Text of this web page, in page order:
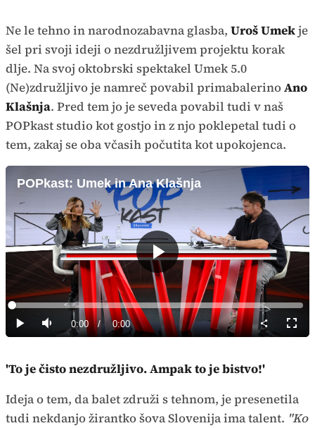
Ne le tehno in narodnozabavna glasba, Uroš Umekje
šel pri svoji ideji o nezdružljivem projektu korak
dlje. Na svoj oktobrski spektakel Umek 5.0
(Ne)združljivo je namreč povabil primabalerinoAno
Klašnja. Pred tem jo je seveda povabil tudi v naš
POPkast studio kot gostjo in z njo poklepetal tudi o
tem, zakaj se oba včasih počutita kot upokojenca.
POPkast: Umek in Ana Klašnja
Predvajaj
PredvajajTiho Current
0:00 / Duration
0:00
Loaded:
0%
način
'To je čisto nezdružljivo. Ampak to je bistvo!'
Ideja o tem, da balet združi s tehnom, je presenetila
tudi nekdanjo žirantko šova Slovenija ima talent. "Ko